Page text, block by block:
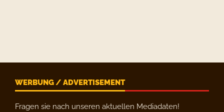
WERBUNG / ADVERTISEMENT
Fragen sie nach unseren aktuellen Mediadaten!